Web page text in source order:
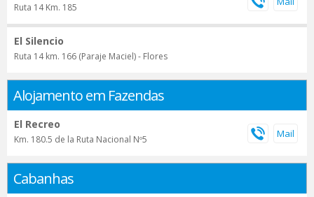
Ruta 14 Km. 185
El Silencio
Ruta 14 km. 166 (Paraje Maciel) - Flores
Alojamento em Fazendas
El Recreo
Km. 180.5 de la Ruta Nacional Nº5
Cabanhas